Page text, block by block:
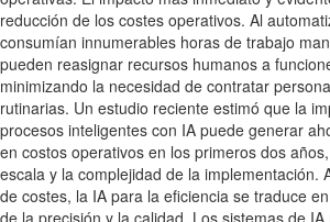
reducción de los costes operativos. Al
consumían innumerables horas de trabajo
pueden reasignar recursos humanos a
minimizando la necesidad de contratar
rutinarias. Un estudio reciente estimó que la
procesos inteligentes con IA puede generar
en costos operativos en los primeros dos
escala y la complejidad de la implementación.
de costes, la IA para la eficiencia se traduce